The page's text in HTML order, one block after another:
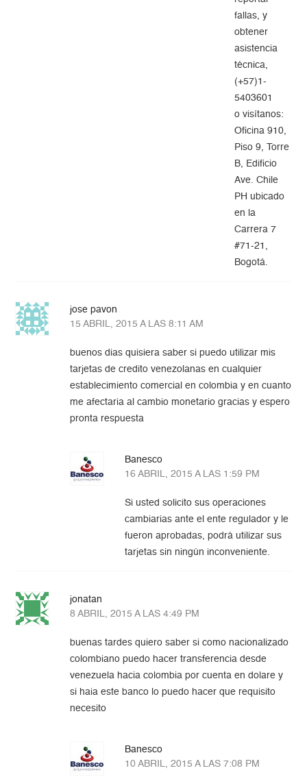
fallas, y
obtener
asistencia
técnica,
(+57)1-
5403601
o visítanos:
Oficina 910,
Piso 9, Torre
B, Edificio
Ave. Chile
PH ubicado
en la
Carrera 7
#71-21,
Bogotá.
jose pavon
15 ABRIL, 2015 A LAS 8:11 AM
buenos dias quisiera saber si puedo utilizar mis
tarjetas de credito venezolanas en cualquier
establecimiento comercial en colombia y en cuanto
me afectaria al cambio monetario gracias y espero
pronta respuesta
Banesco
16 ABRIL, 2015 A LAS 1:59 PM
Si usted solicito sus operaciones
cambiarias ante el ente regulador y le
fueron aprobadas, podrá utilizar sus
tarjetas sin ningún inconveniente.
jonatan
8 ABRIL, 2015 A LAS 4:49 PM
buenas tardes quiero saber si como nacionalizado
colombiano puedo hacer transferencia desde
venezuela hacia colombia por cuenta en dolare y
si haia este banco lo puedo hacer que requisito
necesito
Banesco
10 ABRIL, 2015 A LAS 7:08 PM